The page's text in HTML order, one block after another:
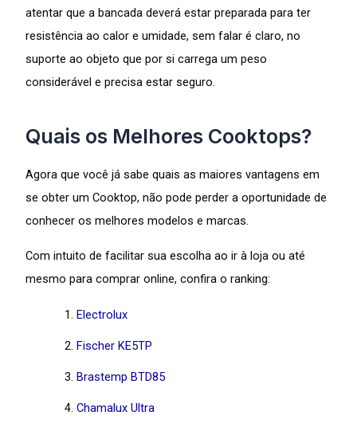
atentar que a bancada deverá estar preparada para ter
resistência ao calor e umidade, sem falar é claro, no
suporte ao objeto que por si carrega um peso
considerável e precisa estar seguro.
Quais os Melhores Cooktops?
Agora que você já sabe quais as maiores vantagens em
se obter um Cooktop, não pode perder a oportunidade de
conhecer os melhores modelos e marcas.
Com intuito de facilitar sua escolha ao ir à loja ou até
mesmo para comprar online, confira o ranking:
Electrolux
Fischer KE5TP
Brastemp BTD85
Chamalux Ultra